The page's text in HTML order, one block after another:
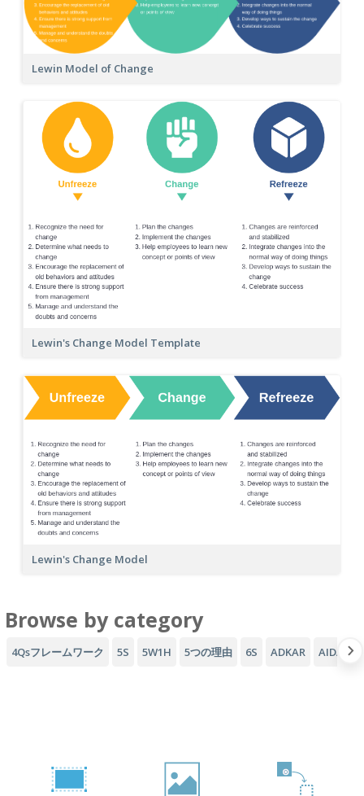
Lewin Model of Change
Lewin's Change Model Template
Lewin's Change Model
Browse by category
4Qsフレームワーク 5S 5W1H 5つの理由 6S ADKAR AIDAフ